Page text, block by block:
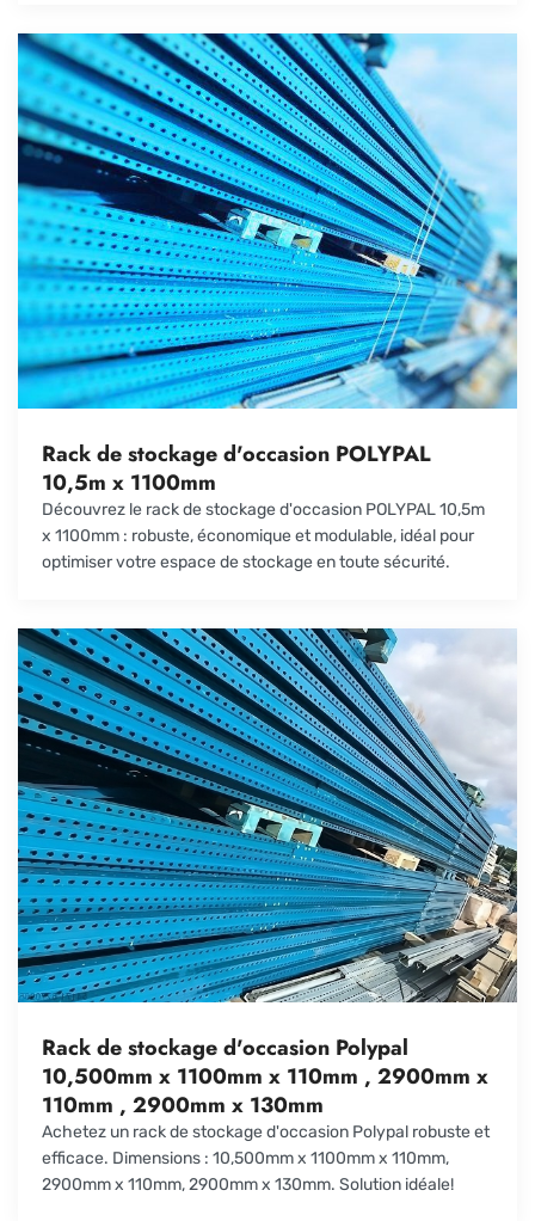
Rack de stockage d'occasion POLYPAL
10,5m x 1100mm
Découvrez le rack de stockage d'occasion POLYPAL 10,5m
x 1100mm : robuste, économique et modulable, idéal pour
optimiser votre espace de stockage en toute sécurité.
Rack de stockage d'occasion Polypal
10,500mm x 1100mm x 110mm , 2900mm x
110mm , 2900mm x 130mm
Achetez un rack de stockage d'occasion Polypal robuste et
efficace. Dimensions : 10,500mm x 1100mm x 110mm,
2900mm x 110mm, 2900mm x 130mm. Solution idéale!